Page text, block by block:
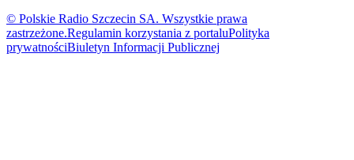
© Polskie Radio Szczecin SA. Wszystkie prawa
zastrzeżone.Regulamin korzystania z portaluPolityka
prywatnościBiuletyn Informacji Publicznej